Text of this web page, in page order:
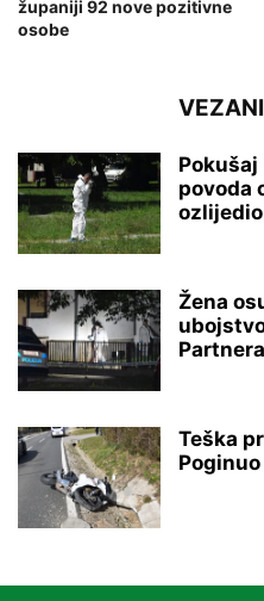
županiji 92 nove pozitivne
osobe
Pokušaj
povoda
Žena
Teška